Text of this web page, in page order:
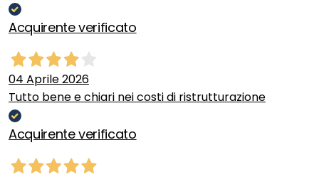
Acquirente verificato
04 Aprile 2026
Tutto bene e chiari nei costi di ristrutturazione
Acquirente verificato